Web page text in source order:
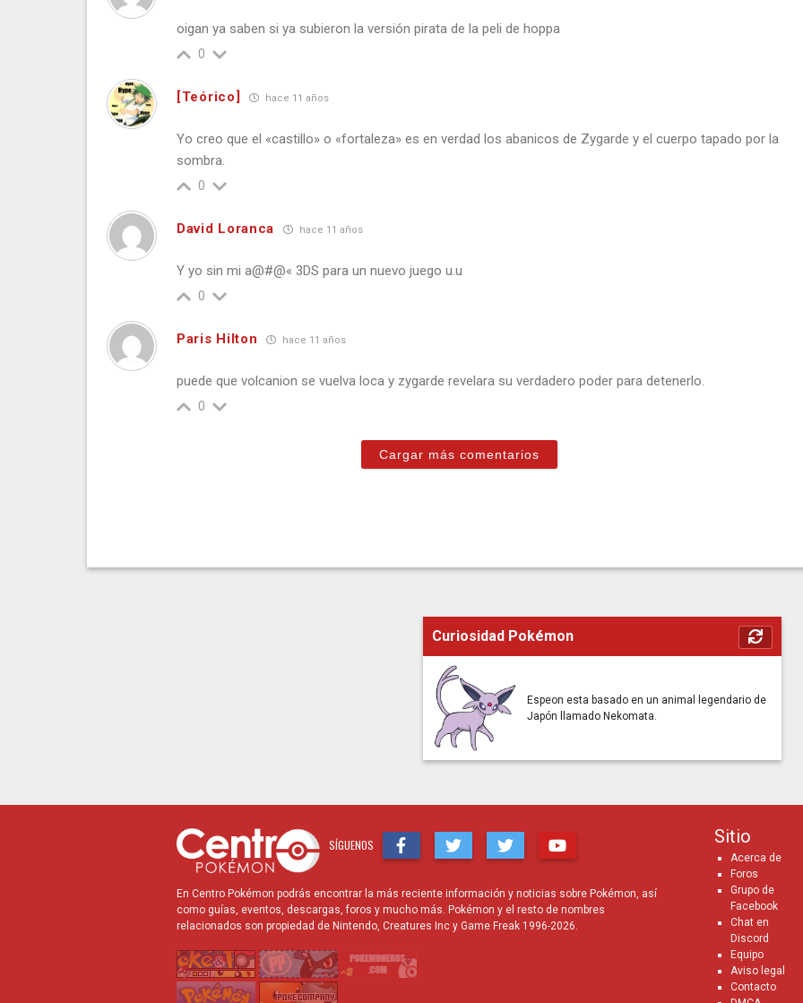
oigan ya saben si ya subieron la versión pirata de la peli de hoppa
0
[Teórico] hace 11 años
Yo creo que el «castillo» o «fortaleza» es en verdad los abanicos de Zygarde y el cuerpo tapado por la
sombra.
0
David Loranca hace 11 años
Y yo sin mi a@#@« 3DS para un nuevo juego u.u
0
Paris Hilton hace 11 años
puede que volcanion se vuelva loca y zygarde revelara su verdadero poder para detenerlo.
0
Cargar más comentarios
Curiosidad Pokémon
Espeon esta basado en un animal legendario de
Japón llamado Nekomata.
SÍGUENOS
En Centro Pokémon podrás encontrar la más reciente información y noticias sobre Pokémon, así
como guías, eventos, descargas, foros y mucho más. Pokémon y el resto de nombres
relacionados son propiedad de Nintendo, Creatures Inc y Game Freak 1996-2026.
Sitio
Acerca de
Foros
Grupo de
Facebook
Chat en
Discord
Equipo
Aviso legal
Contacto